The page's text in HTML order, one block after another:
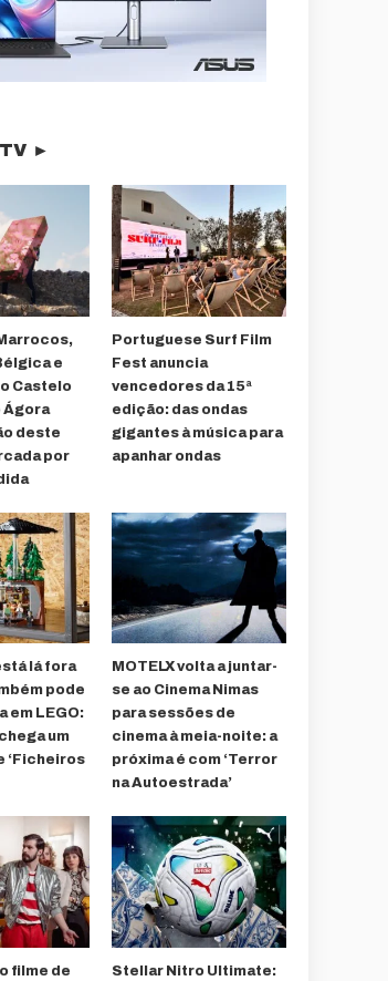
►
e
Castelo
Ágora
deste
por
Portuguese Surf Film
Fest anuncia
vencedores da 15ª
edição: das ondas
gigantes à música para
apanhar ondas
lá fora
pode
em LEGO:
um
‘Ficheiros
MOTELX volta a juntar-
se ao Cinema Nimas
para sessões de
cinema à meia-noite: a
próxima é com ‘Terror
na Autoestrada’
filme de
Stellar Nitro Ultimate: